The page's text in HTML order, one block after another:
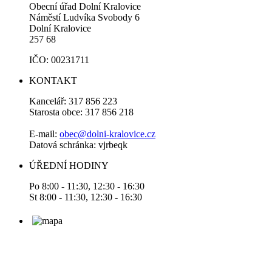
Obecní úřad Dolní Kralovice
Náměstí Ludvíka Svobody 6
Dolní Kralovice
257 68
IČO: 00231711
KONTAKT
Kancelář: 317 856 223
Starosta obce: 317 856 218
E-mail: obec@dolni-kralovice.cz
Datová schránka: vjrbeqk
ÚŘEDNÍ HODINY
Po 8:00 - 11:30, 12:30 - 16:30
St 8:00 - 11:30, 12:30 - 16:30